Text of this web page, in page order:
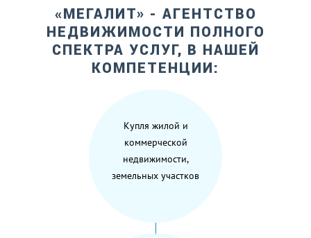
«МЕГАЛИТ» - АГЕНТСТВО
НЕДВИЖИМОСТИ ПОЛНОГО
СПЕКТРА УСЛУГ, В НАШЕЙ
КОМПЕТЕНЦИИ:
Купля жилой и
коммерческой
недвижимости,
земельных участков